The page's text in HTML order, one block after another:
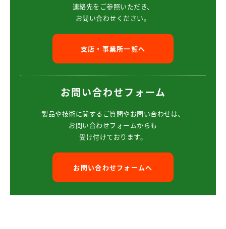
連絡先をご参照いただき、
お問い合わせください。
支店・事業所一覧へ
お問い合わせフォーム
製品や技術に関するご質問やお問い合わせは、
お問い合わせフォームからも
受け付けております。
お問い合わせフォームへ